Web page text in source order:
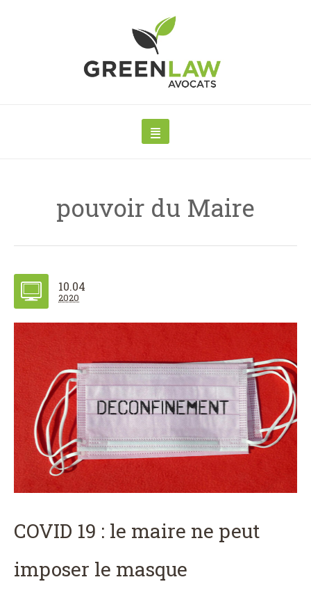
pouvoir du Maire
10.04
2020
COVID 19 : le maire ne peut
imposer le masque